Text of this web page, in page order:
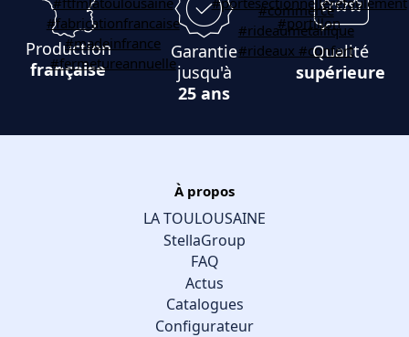
Production
française
Garantie
jusqu'à
25 ans
Qualité
supérieure
À propos
LA TOULOUSAINE
StellaGroup
FAQ
Actus
Catalogues
Configurateur